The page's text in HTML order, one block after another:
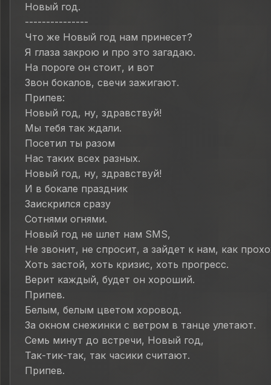
Новый год.
---------------
Что же Новый год нам принесет?
Я глаза закрою и про это загадаю.
На пороге он стоит, и вот
Звон бокалов, свечи зажигают.
Припев:
Новый год, ну, здравствуй!
Мы тебя так ждали.
Посетил ты разом
Нас таких всех разных.
Новый год, ну, здравствуй!
И в бокале праздник
Заискрился сразу
Сотнями огнями.
Новый год не шлет нам SMS,
Не звонит, не спросит, а зайдет к нам, как
Хоть застой, хоть кризис, хоть прогресс.
Верит каждый, будет он хороший.
Припев.
Белым, белым цветом хоровод.
За окном снежинки с ветром в танце улетают.
Семь минут до встречи, Новый год,
Так-тик-так, так часики считают.
Припев.